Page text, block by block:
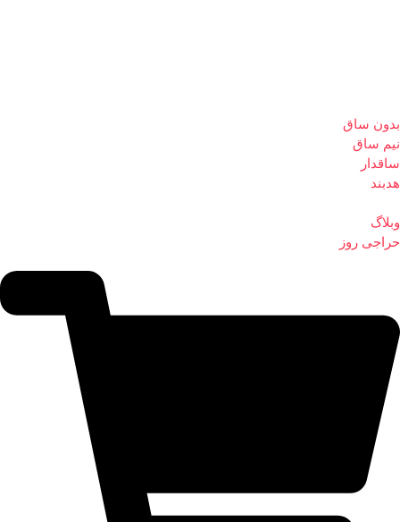
بدون ساق
نیم ساق
ساقدار
هدبند
وبلاگ
حراجی روز